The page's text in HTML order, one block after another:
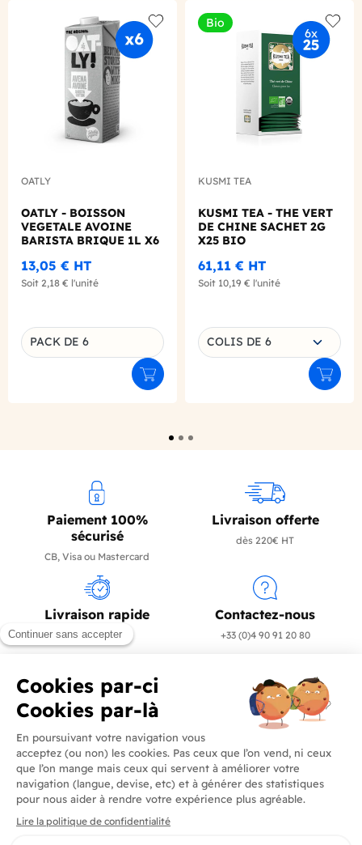
Add to wishlist
OATLY
OATLY - BOISSON
VEGETALE AVOINE
BARISTA BRIQUE 1L X6
13,05 € HT
Soit 2,18 € l'unité
Déclinaison du produit
PACK DE 6
Ajouter au panier
Bio
Add
KUSMI TEA
KUSMI TEA - THE VERT
DE CHINE SACHET 2G
X25 BIO
61,11 € HT
Soit 10,19 € l'unité
Choisissez une déclinaison
COLIS DE 6
Paiement 100%
sécurisé
CB, Visa ou Mastercard
Livraison offerte
dès 220€ HT
Livraison rapide
en 24/72h
Contactez-nous
+33 (0)4 90 91 20 80